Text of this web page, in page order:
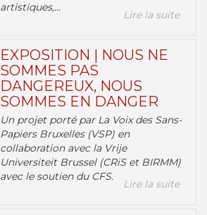
artistiques,...
Lire la suite
EXPOSITION | NOUS NE
SOMMES PAS
DANGEREUX, NOUS
SOMMES EN DANGER
Un projet porté par La Voix des Sans-
Papiers Bruxelles (VSP) en
collaboration avec la Vrije
Universiteit Brussel (CRiS et BIRMM)
avec le soutien du CFS.
Lire la suite